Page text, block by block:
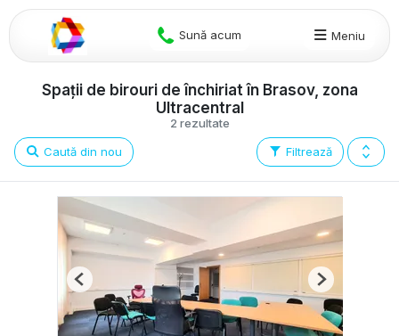
Sună acum Meniu
2 rezultate
Spații de birouri de închiriat în Brasov, zona
Ultracentral
Filtrează
Caută din nou
Previous Next